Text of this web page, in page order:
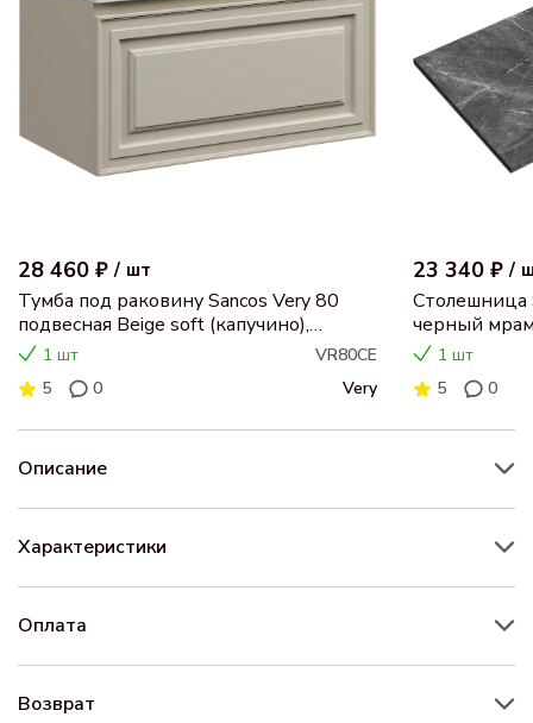
28 460 ₽ / шт
Тумба под раковину Sancos Very 80
подвесная Beige soft (капучино),
VR80CE
1 шт
VR80CE
5
0 Very
23 340 ₽ /
Столешница
черный
1 шт
5
0
Описание
Характеристики
Оплата
Возврат